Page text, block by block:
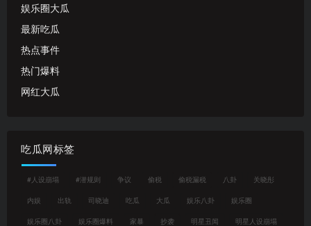
娱乐圈大瓜
最新吃瓜
热点事件
热门爆料
网红大瓜
吃瓜网标签
#人设崩塌 #潜规则 争议 偷税 偷税漏税 八卦 关晓彤
内娱 出轨 司晓迪 吃瓜 大瓜 娱乐八卦 娱乐圈
娱乐圈八卦 娱乐圈爆料 家暴 抄袭 明星丑闻 明星人设崩塌